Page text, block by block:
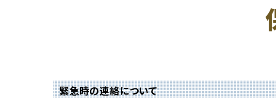
緊急時の連絡について